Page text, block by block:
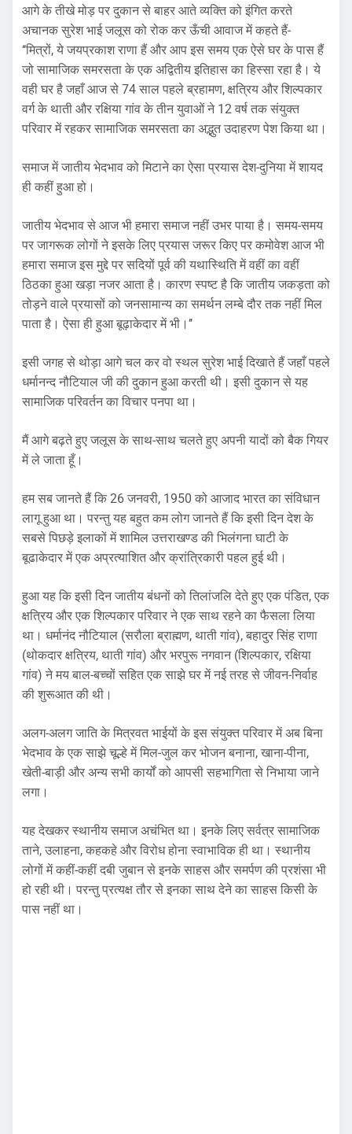
आगे के तीखे मोड़ पर दुकान से बाहर आते व्यक्ति को इंगित करते
अचानक सुरेश भाई जलूस को रोक कर ऊँची आवाज में कहते हैं-
‘‘मित्रों, ये जयप्रकाश राणा हैं और आप इस समय एक ऐसे घर के पास हैं
जो सामाजिक समरसता के एक अद्वितीय इतिहास का हिस्सा रहा है। ये
वही घर है जहाँ आज से 74 साल पहले ब्रहामण, क्षत्रिय और शिल्पकार
वर्ग के थाती और रक्षिया गांव के तीन युवाओं ने 12 वर्ष तक संयुक्त
परिवार में रहकर सामाजिक समरसता का अद्भुत उदाहरण पेश किया था।
समाज में जातीय भेदभाव को मिटाने का ऐसा प्रयास देश-दुनिया में शायद
ही कहीं हुआ हो।
जातीय भेदभाव से आज भी हमारा समाज नहीं उभर पाया है। समय-समय
पर जागरूक लोगों ने इसके लिए प्रयास जरूर किए पर कमोवेश आज भी
हमारा समाज इस मुद्दे पर सदियों पूर्व की यथास्थिति में वहीं का वहीं
ठिठका हुआ खड़ा नजर आता है। कारण स्पष्ट है कि जातीय जकड़ता को
तोड़ने वाले प्रयासों को जनसामान्य का समर्थन लम्बे दौर तक नहीं मिल
पाता है। ऐसा ही हुआ बूढ़ाकेदार में भी।’’
इसी जगह से थोड़ा आगे चल कर वो स्थल सुरेश भाई दिखाते हैं जहाँ पहले
धर्मानन्द नौटियाल जी की दुकान हुआ करती थी। इसी दुकान से यह
सामाजिक परिवर्तन का विचार पनपा था।
मैं आगे बढ़ते हुए जलूस के साथ-साथ चलते हुए अपनी यादों को बैक गियर
में ले जाता हूँ।
हम सब जानते हैं कि 26 जनवरी, 1950 को आजाद भारत का संविधान
लागू हुआ था। परन्तु यह बहुत कम लोग जानते हैं कि इसी दिन देश के
सबसे पिछड़े इलाकों में शामिल उत्तराखण्ड की भिलंगना घाटी के
बूढाकेदार में एक अप्रत्याशित और क्रांत्रिकारी पहल हुई थी।
हुआ यह कि इसी दिन जातीय बंधनों को तिलांजलि देते हुए एक पंडित, एक
क्षत्रिय और एक शिल्पकार परिवार ने एक साथ रहने का फैसला लिया
था। धर्मानंद नौटियाल (सरौला ब्राह्मण, थाती गांव), बहादुर सिंह राणा
(थोकदार क्षत्रिय, थाती गांव) और भरपुरू नगवान (शिल्पकार, रक्षिया
गांव) ने मय बाल-बच्चों सहित एक साझे घर में नई तरह से जीवन-निर्वाह
की शुरूआत की थी।
अलग-अलग जाति के मित्रवत भाईयों के इस संयुक्त परिवार में अब बिना
भेदभाव के एक साझे चूल्हे में मिल-जुल कर भोजन बनाना, खाना-पीना,
खेती-बाड़ी और अन्य सभी कार्यों को आपसी सहभागिता से निभाया जाने
लगा।
यह देखकर स्थानीय समाज अचंभित था। इनके लिए सर्वत्र सामाजिक
ताने, उलाहना, कहकहे और विरोध होना स्वाभाविक ही था। स्थानीय
लोगों में कहीं-कहीं दबी जुबान से इनके साहस और समर्पण की प्रशंसा भी
हो रही थी। परन्तु प्रत्यक्ष तौर से इनका साथ देने का साहस किसी के
पास नहीं था।